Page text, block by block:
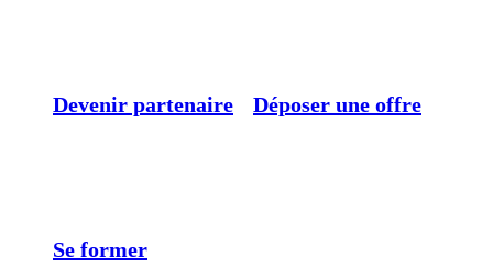
Devenir partenaire Déposer une offre
Se former